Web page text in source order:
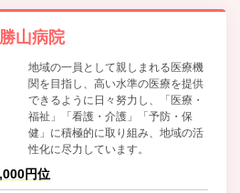
山病院
地域の一員として親しまれる医療機
関を目指し、高い水準の医療を提供
できるように日々努力し、「医療・
福祉」「看護・介護」「予防・保
健」に積極的に取り組み、地域の活
性化に尽力しています。
円位